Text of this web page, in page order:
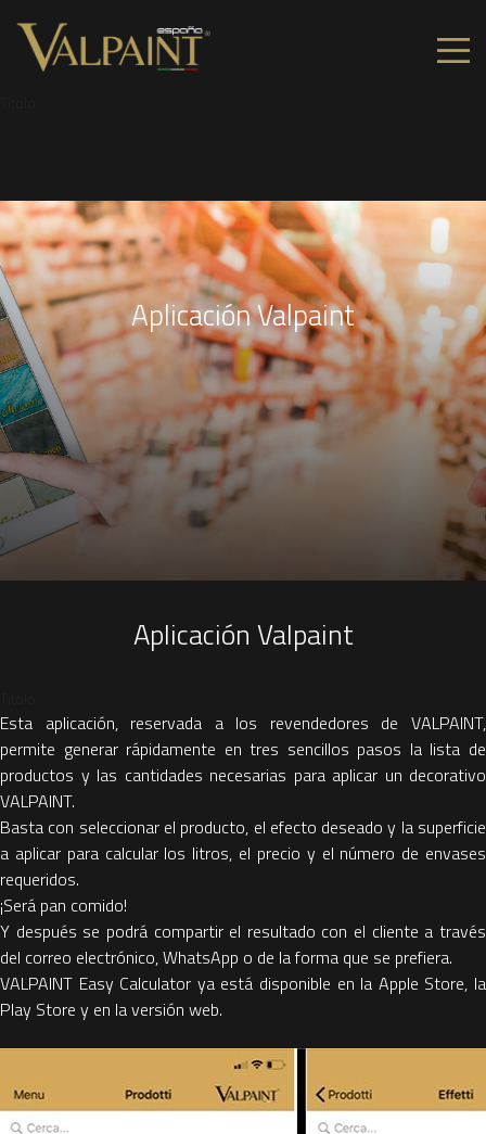
Aplicación Valpaint
Aplicación Valpaint
Esta aplicación, reservada a los revendedores de VALPAINT,
permite generar rápidamente en tres sencillos pasos la lista de
productos y las cantidades necesarias para aplicar un decorativo
VALPAINT.
Basta con seleccionar el producto, el efecto deseado y la superficie
a aplicar para calcular los litros, el precio y el número de envases
requeridos.
¡Será pan comido!
Y después se podrá compartir el resultado con el cliente a través
del correo electrónico, WhatsApp o de la forma que se prefiera.
VALPAINT Easy Calculator ya está disponible en la Apple Store, la
Play Store y en la versión web.